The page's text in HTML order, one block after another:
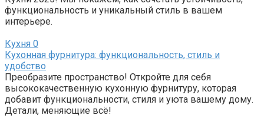
функциональность и уникальный стиль в вашем
интерьере.
Кухня 0
Кухонная фурнитура: функциональность, стиль и
удобство
Преобразите пространство! Откройте для себя
высококачественную кухонную фурнитуру, которая
добавит функциональности, стиля и уюта вашему дому.
Детали, меняющие всё!